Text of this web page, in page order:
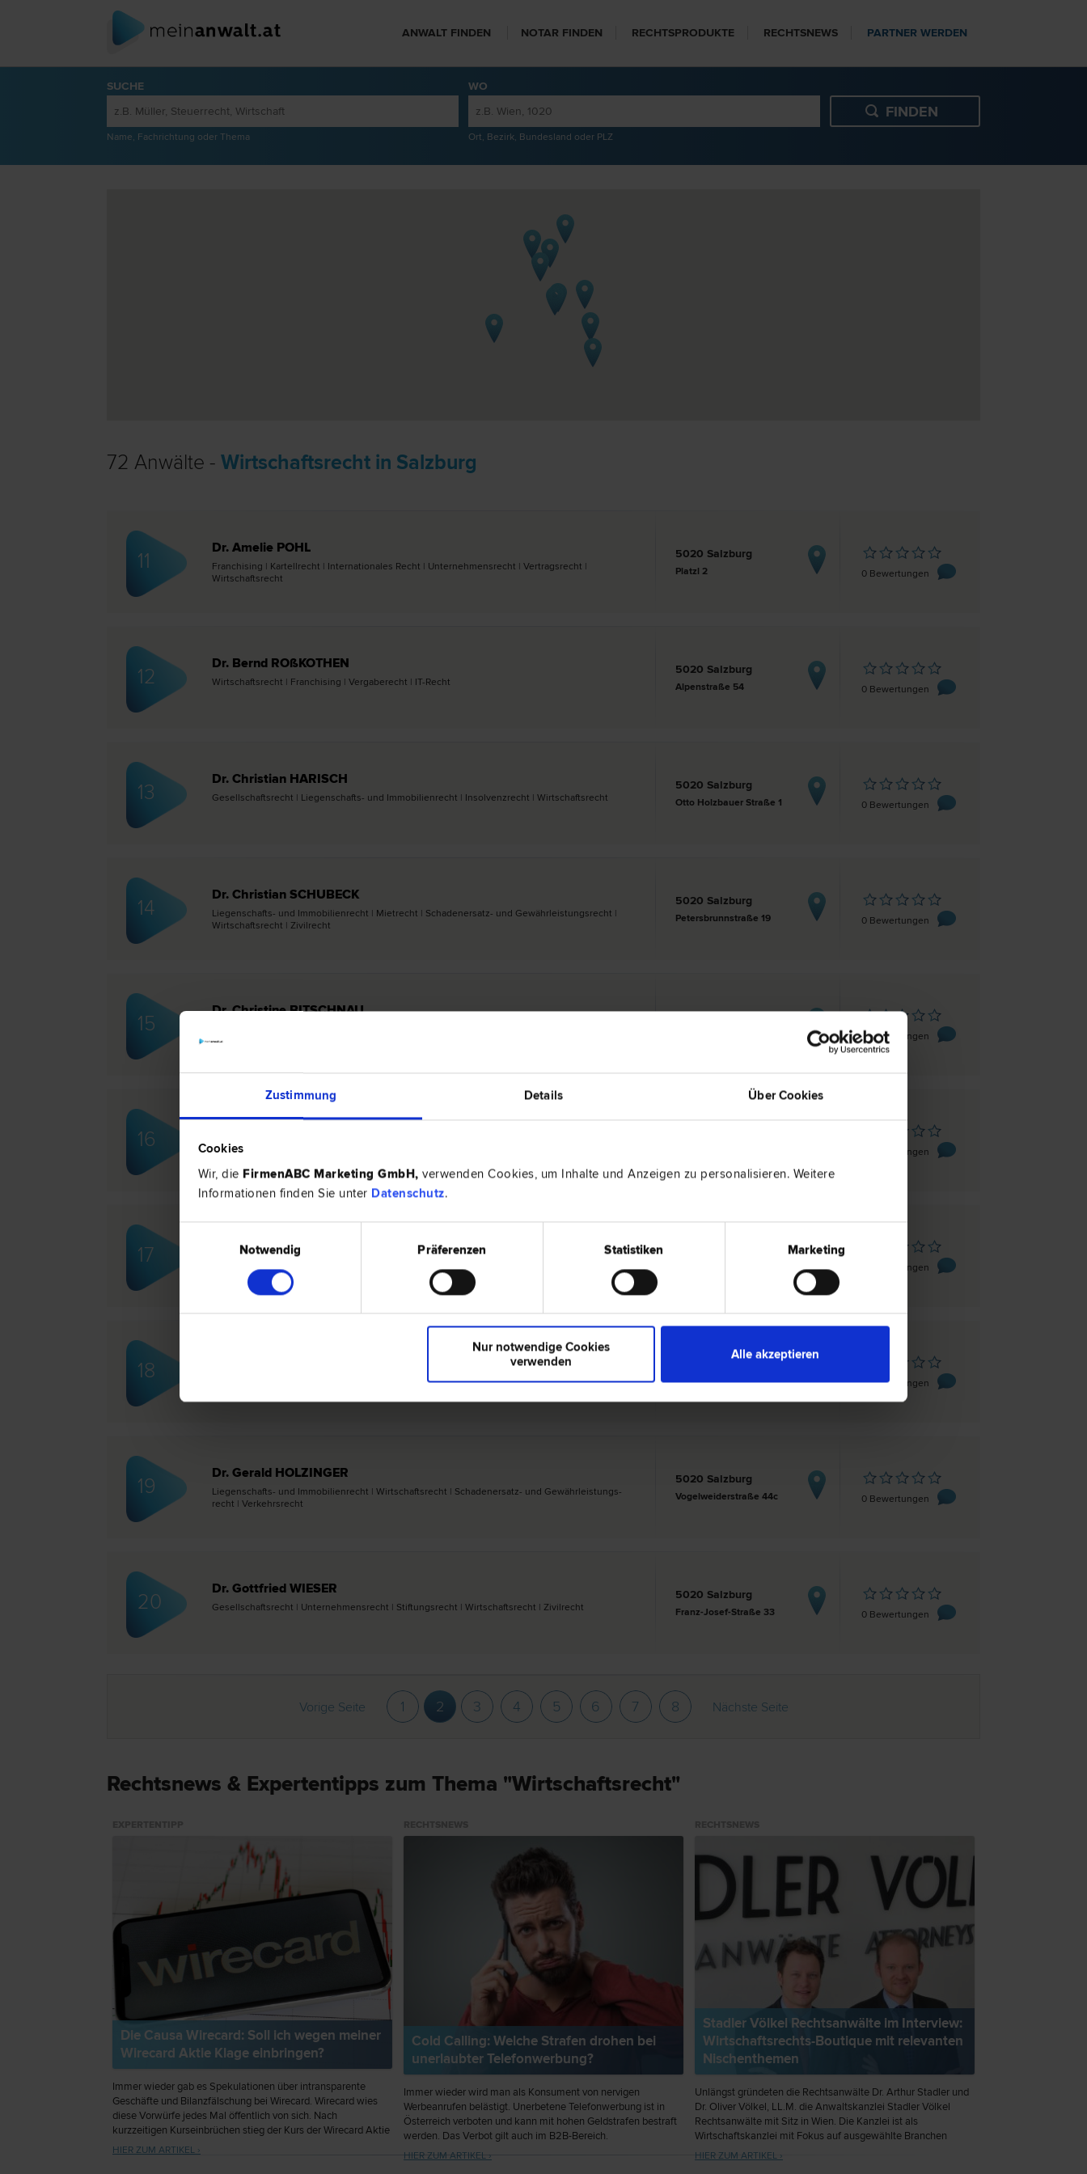
Zustimmung Details Über Cookies
Cookies
Wir, die FirmenABC Marketing GmbH, verwenden Cookies, um Inhalte und Anzeigen zu personalisieren. Weitere
Informationen finden Sie unter Datenschutz.
Notwendig
Präferenzen Statistiken Marketing
Nur notwendige Cookies
verwenden
Alle akzeptieren
ANWALT FINDEN NOTAR FINDEN RECHTSPRODUKTE RECHTSNEWS PARTNER WERDEN
SUCHE
Name, Fachrichtung oder Thema
WO
Ort, Bezirk, Bundesland oder PLZ
72 Anwälte - Wirtschaftsrecht in Salzburg
11
Dr. Amelie POHL
Franchising | Kartell­recht | Internationales Recht | Unternehmens­recht | Vertrags­recht |
Wirtschafts­recht
5020 Salzburg
Platzl 2 0 Bewertungen
12
Dr. Bernd ROßKOTHEN
Wirtschafts­recht | Franchising | Vergabe­recht | IT-Recht
5020 Salzburg
Alpenstraße 54 0 Bewertungen
13
Dr. Christian HARISCH
Gesellschafts­recht | Liegenschafts- und Immobilien­recht | Insolvenz­recht | Wirtschafts­recht
5020 Salzburg
Otto Holzbauer Straße 1 0 Bewertungen
14
Dr. Christian SCHUBECK
Liegenschafts- und Immobilien­recht | Miet­recht | Schadenersatz- und Gewährleistungs­recht |
Wirtschafts­recht | Zivil­recht
5020 Salzburg
Petersbrunnstraße 19 0 Bewertungen
15
Dr. Christine BITSCHNAU 5020 Salzburg
0 Bewertungen
16 Marken­recht | Wirtschafts­recht | Urheber­recht | Verwaltungs­recht | Europa­recht | Patent­recht
0 Bewertungen
17
Dr. Christophe BRAUN
Vertrags­recht | Schadenersatz- und Gewährleistungs­recht | Wirtschafts­recht | Versicherungs­
recht | Bau­recht
0 Bewertungen
18 5020 Salzburg
Ignaz-Rieder-Kai 11c 0 Bewertungen
19
Dr. Gerald HOLZINGER
Liegenschafts- und Immobilien­recht | Wirtschafts­recht | Schadenersatz- und Gewährleistungs­
recht | Verkehrs­recht
5020 Salzburg
Vogelweiderstraße 44c 0 Bewertungen
20
Dr. Gottfried WIESER
Gesellschafts­recht | Unternehmens­recht | Stiftungs­recht | Wirtschafts­recht | Zivil­recht
5020 Salzburg
Franz-Josef-Straße 33 0 Bewertungen
Vorige Seite 1 2 3 4 5 6 7 8 Nächste Seite
Rechtsnews & Expertentipps zum Thema "Wirtschaftsrecht"
Die Causa Wirecard: Soll ich wegen meiner
Wirecard Aktie Klage einbringen?
Immer wieder gab es Spekulationen über intransparente
Geschäfte und Bilanzfälschung bei Wirecard. Wirecard wies
diese Vorwürfe jedes Mal öffentlich von sich. Nach
kurzzeitigen Kurseinbrüchen stieg der Kurs der Wirecard Aktie
sodann auch immer wieder an. Am 3. September 2018
HIER ZUM ARTIKEL ›
Cold Calling: Welche Strafen drohen bei
unerlaubter Telefonwerbung?
Immer wieder wird man als Konsument von nervigen
Werbeanrufen belästigt. Unerbetene Telefonwerbung ist in
Österreich verboten und kann mit hohen Geldstrafen bestraft
werden. Das Verbot gilt auch im B2B-Bereich.
HIER ZUM ARTIKEL ›
Stadler Völkel Rechtsanwälte im Interview:
Wirtschaftsrechts-Boutique mit relevanten
Nischenthemen
Unlängst gründeten die Rechtsanwälte Dr. Arthur Stadler und
Dr. Oliver Völkel, LL.M. die Anwaltskanzlei Stadler Völkel
Rechtsanwälte mit Sitz in Wien. Die Kanzlei ist als
Wirtschaftskanzlei mit Fokus auf ausgewählte Branchen
ausgerichtet. Anlässlich der Kanzleigründung hat
HIER ZUM ARTIKEL ›